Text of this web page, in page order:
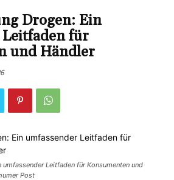
Drogen: Ein
für
und Händler
umfassender Leitfaden für Konsumenten und
Post